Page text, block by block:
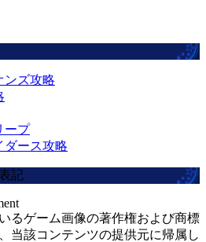
ンズ攻略
ープ
ダース攻略
記
るゲーム画像の著作権および商標
当該コンテンツの提供元に帰属し